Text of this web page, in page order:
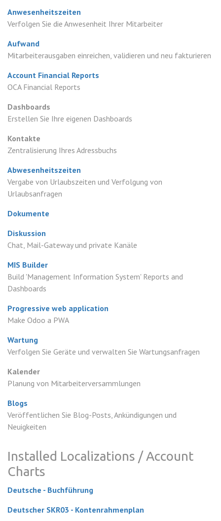
Anwesenheitszeiten
Verfolgen Sie die Anwesenheit Ihrer Mitarbeiter
Aufwand
Mitarbeiterausgaben einreichen, validieren und neu fakturieren
Account Financial Reports
OCA Financial Reports
Dashboards
Erstellen Sie Ihre eigenen Dashboards
Kontakte
Zentralisierung Ihres Adressbuchs
Abwesenheitszeiten
Vergabe von Urlaubszeiten und Verfolgung von
Urlaubsanfragen
Dokumente
Diskussion
Chat, Mail-Gateway und private Kanäle
MIS Builder
Build 'Management Information System' Reports and
Dashboards
Progressive web application
Make Odoo a PWA
Wartung
Verfolgen Sie Geräte und verwalten Sie Wartungsanfragen
Kalender
Planung von Mitarbeiterversammlungen
Blogs
Veröffentlichen Sie Blog-Posts, Ankündigungen und
Neuigkeiten
Installed Localizations / Account
Charts
Deutsche - Buchführung
Deutscher SKR03 - Kontenrahmenplan